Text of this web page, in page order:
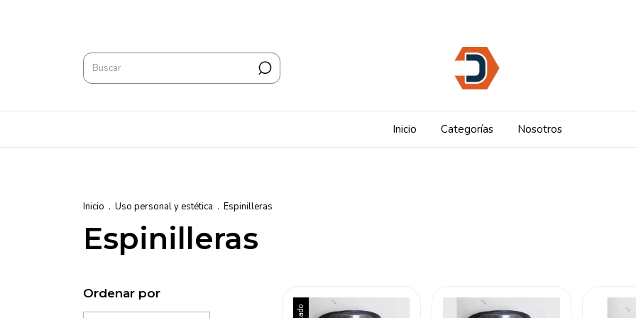
Inicio Categorías Nosotros
Inicio . Uso personal y estética . Espinilleras
Espinilleras
Ordenar por